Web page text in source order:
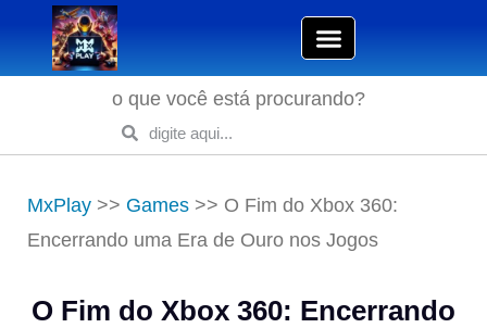
o que você está procurando?
MxPlay >> Games >> O Fim do Xbox 360:
Encerrando uma Era de Ouro nos Jogos
O Fim do Xbox 360: Encerrando